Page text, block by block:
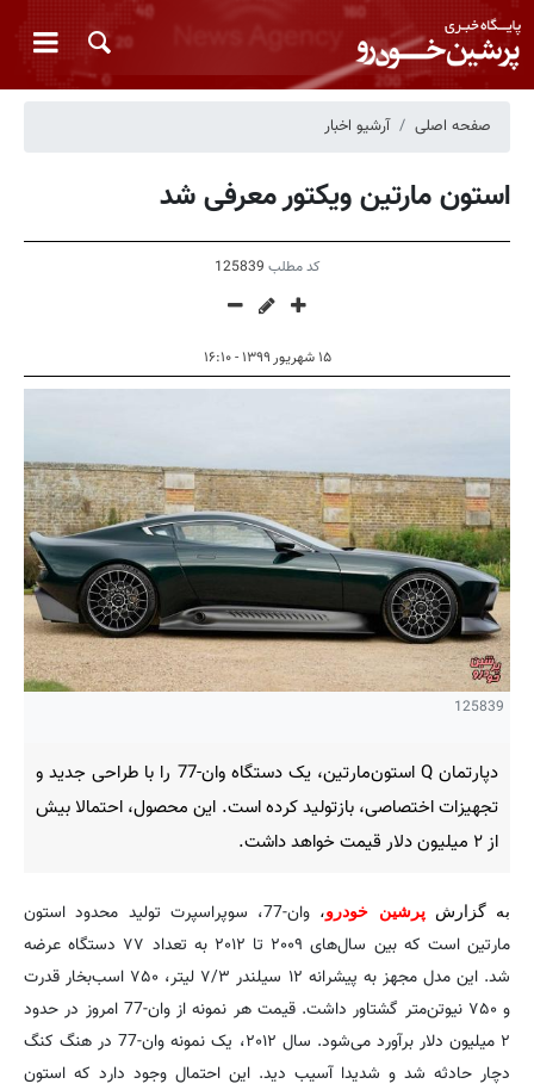
صفحه اصلی آرشیو اخبار
استون مارتین ویکتور معرفی شد
کد مطلب 125839
۱۵ شهریور ۱۳۹۹ - ۱۶:۱۰
125839
دپارتمان Q استون‌مارتین، یک دستگاه وان-77 را با طراحی جدید و
تجهیزات اختصاصی، بازتولید کرده است. این محصول، احتمالا بیش
از ۲ میلیون دلار قیمت خواهد داشت.
به گزارش پرشین خودرو،
وان-77، سوپراسپرت تولید محدود استون
مارتین است که بین سال‌های ۲۰۰۹ تا ۲۰۱۲ به تعداد ۷۷ دستگاه عرضه
شد. این مدل مجهز به پیشرانه ۱۲ سیلندر ۷/۳ لیتر، ۷۵۰ اسب‌بخار قدرت
و ۷۵۰ نیوتن‌متر گشتاور داشت. قیمت هر نمونه از وان-77 امروز در حدود
۲ میلیون دلار برآورد می‌شود. سال ۲۰۱۲، یک نمونه وان-77 در هنگ کنگ
دچار حادثه شد و شدیدا آسیب دید. این احتمال وجود دارد که استون